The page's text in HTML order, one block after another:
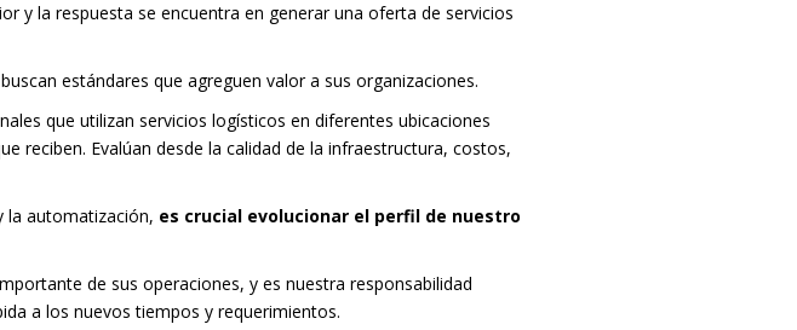
y la respuesta se encuentra en generar una oferta deservicios
estándares que agreguen valor a sus organizaciones.
que utilizan servicios logísticos en diferentes ubicaciones
reciben. Evalúan desde la calidad de la infraestructura, costos,
la automatización, es crucial evolucionar el perfil de nuestro
de sus operaciones, y es nuestra responsabilidad
a los nuevos tiempos y requerimientos.